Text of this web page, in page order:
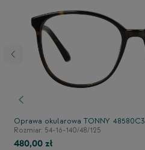
Poprzedni
Oprawa okularowa TONNY 48580C3
Rozmiar: 54-16-140/48/125
480,00 zł